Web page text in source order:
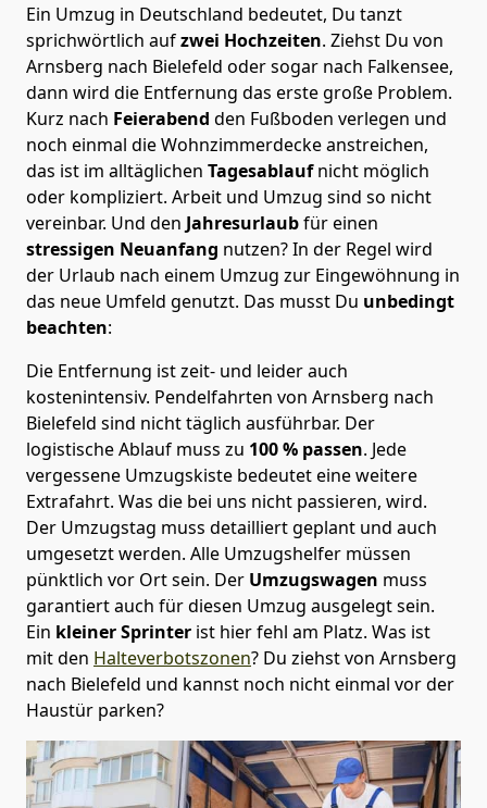
Ein Umzug in Deutschland bedeutet, Du tanzt
sprichwörtlich aufzwei Hochzeiten. Ziehst Du von
Arnsberg nach Bielefeld oder sogar nach Falkensee,
dann wird die Entfernung das erste große Problem.
Kurz nach Feierabend den Fußboden verlegen und
noch einmal die Wohnzimmerdecke anstreichen,
das ist im alltäglichen Tagesablaufnicht möglich
oder kompliziert. Arbeit und Umzug sind so nicht
vereinbar. Und den Jahresurlaubfür einen
stressigen Neuanfang nutzen? In der Regel wird
der Urlaub nach einem Umzug zur Eingewöhnung in
das neue Umfeld genutzt. Das musst Du unbedingt
beachten:
Die Entfernung ist zeit- und leider auch
kostenintensiv. Pendelfahrten von Arnsberg nach
Bielefeld sind nicht täglich ausführbar. Der
logistische Ablauf muss zu 100 % passen. Jede
vergessene Umzugskiste bedeutet eine weitere
Extrafahrt. Was die bei uns nicht passieren, wird.
Der Umzugstag muss detailliert geplant und auch
umgesetzt werden. Alle Umzugshelfer müssen
pünktlich vor Ort sein. Der Umzugswagen muss
garantiert auch für diesen Umzug ausgelegt sein.
Ein kleiner Sprinter ist hier fehl am Platz. Was ist
mit den Halteverbotszonen? Du ziehst von Arnsberg
nach Bielefeld und kannst noch nicht einmal vor der
Haustür parken?